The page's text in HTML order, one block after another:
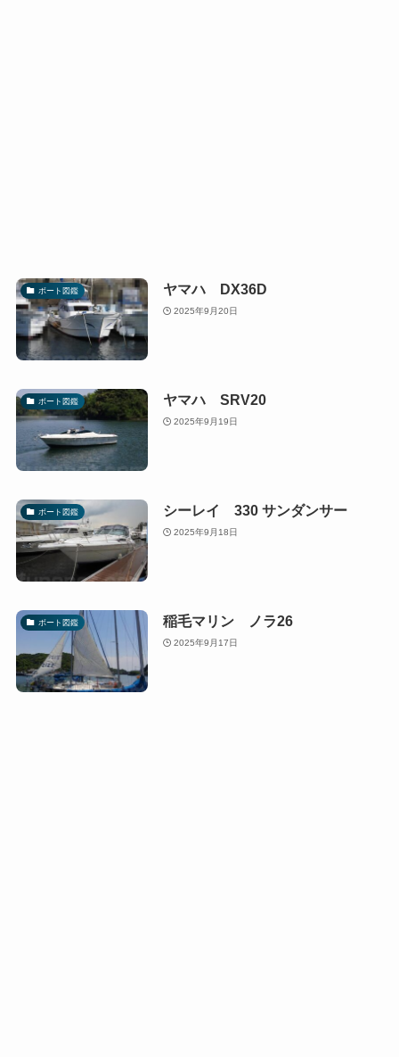
ボート図鑑 ヤマハ DX36D
2025年9月20日
ボート図鑑 ヤマハ SRV20
2025年9月19日
ボート図鑑 シーレイ 330 サンダンサー
2025年9月18日
ボート図鑑 稲毛マリン ノラ26
2025年9月17日